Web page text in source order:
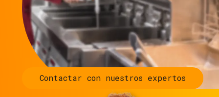
Contactar con nuestros expertos